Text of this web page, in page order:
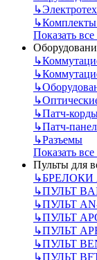
↳
↳Комплекты
Показать
↳
↳
↳
↳
↳Патч-
↳Патч-
↳Разъемы
Показать
Пульты для
↳
↳ПУЛЬТ
↳ПУЛЬТ
↳ПУЛЬТ
↳ПУЛЬТ
↳ПУЛЬТ
↳ПУЛЬТ